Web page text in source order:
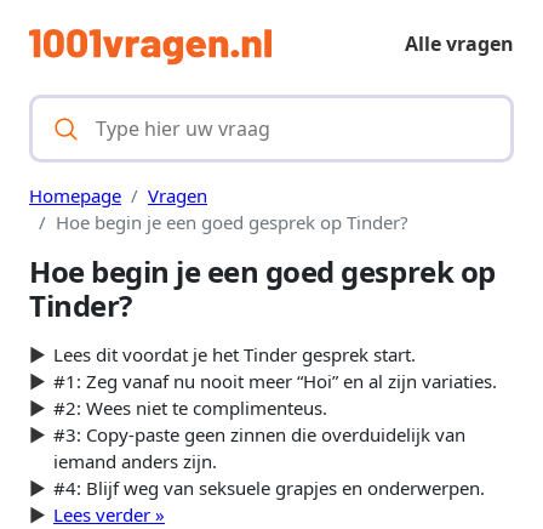
Alle vragen
Homepage
Vragen
Hoe begin je een goed gesprek op Tinder?
Hoe begin je een goed gesprek op
Tinder?
Lees dit voordat je het Tinder gesprek start.
#1: Zeg vanaf nu nooit meer “Hoi” en al zijn variaties.
#2: Wees niet te complimenteus.
#3: Copy-paste geen zinnen die overduidelijk van
iemand anders zijn.
#4: Blijf weg van seksuele grapjes en onderwerpen.
Lees verder »